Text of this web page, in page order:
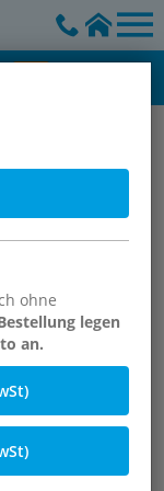
ohne
legen
an.
3/2-Wege
Eco-